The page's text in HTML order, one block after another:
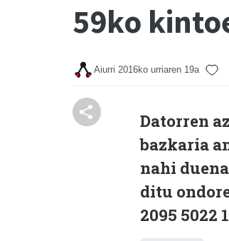
59ko
Aiurri 2016ko urriaren 19a
Datorren
bazkaria
nahi
ditu
2095 5022